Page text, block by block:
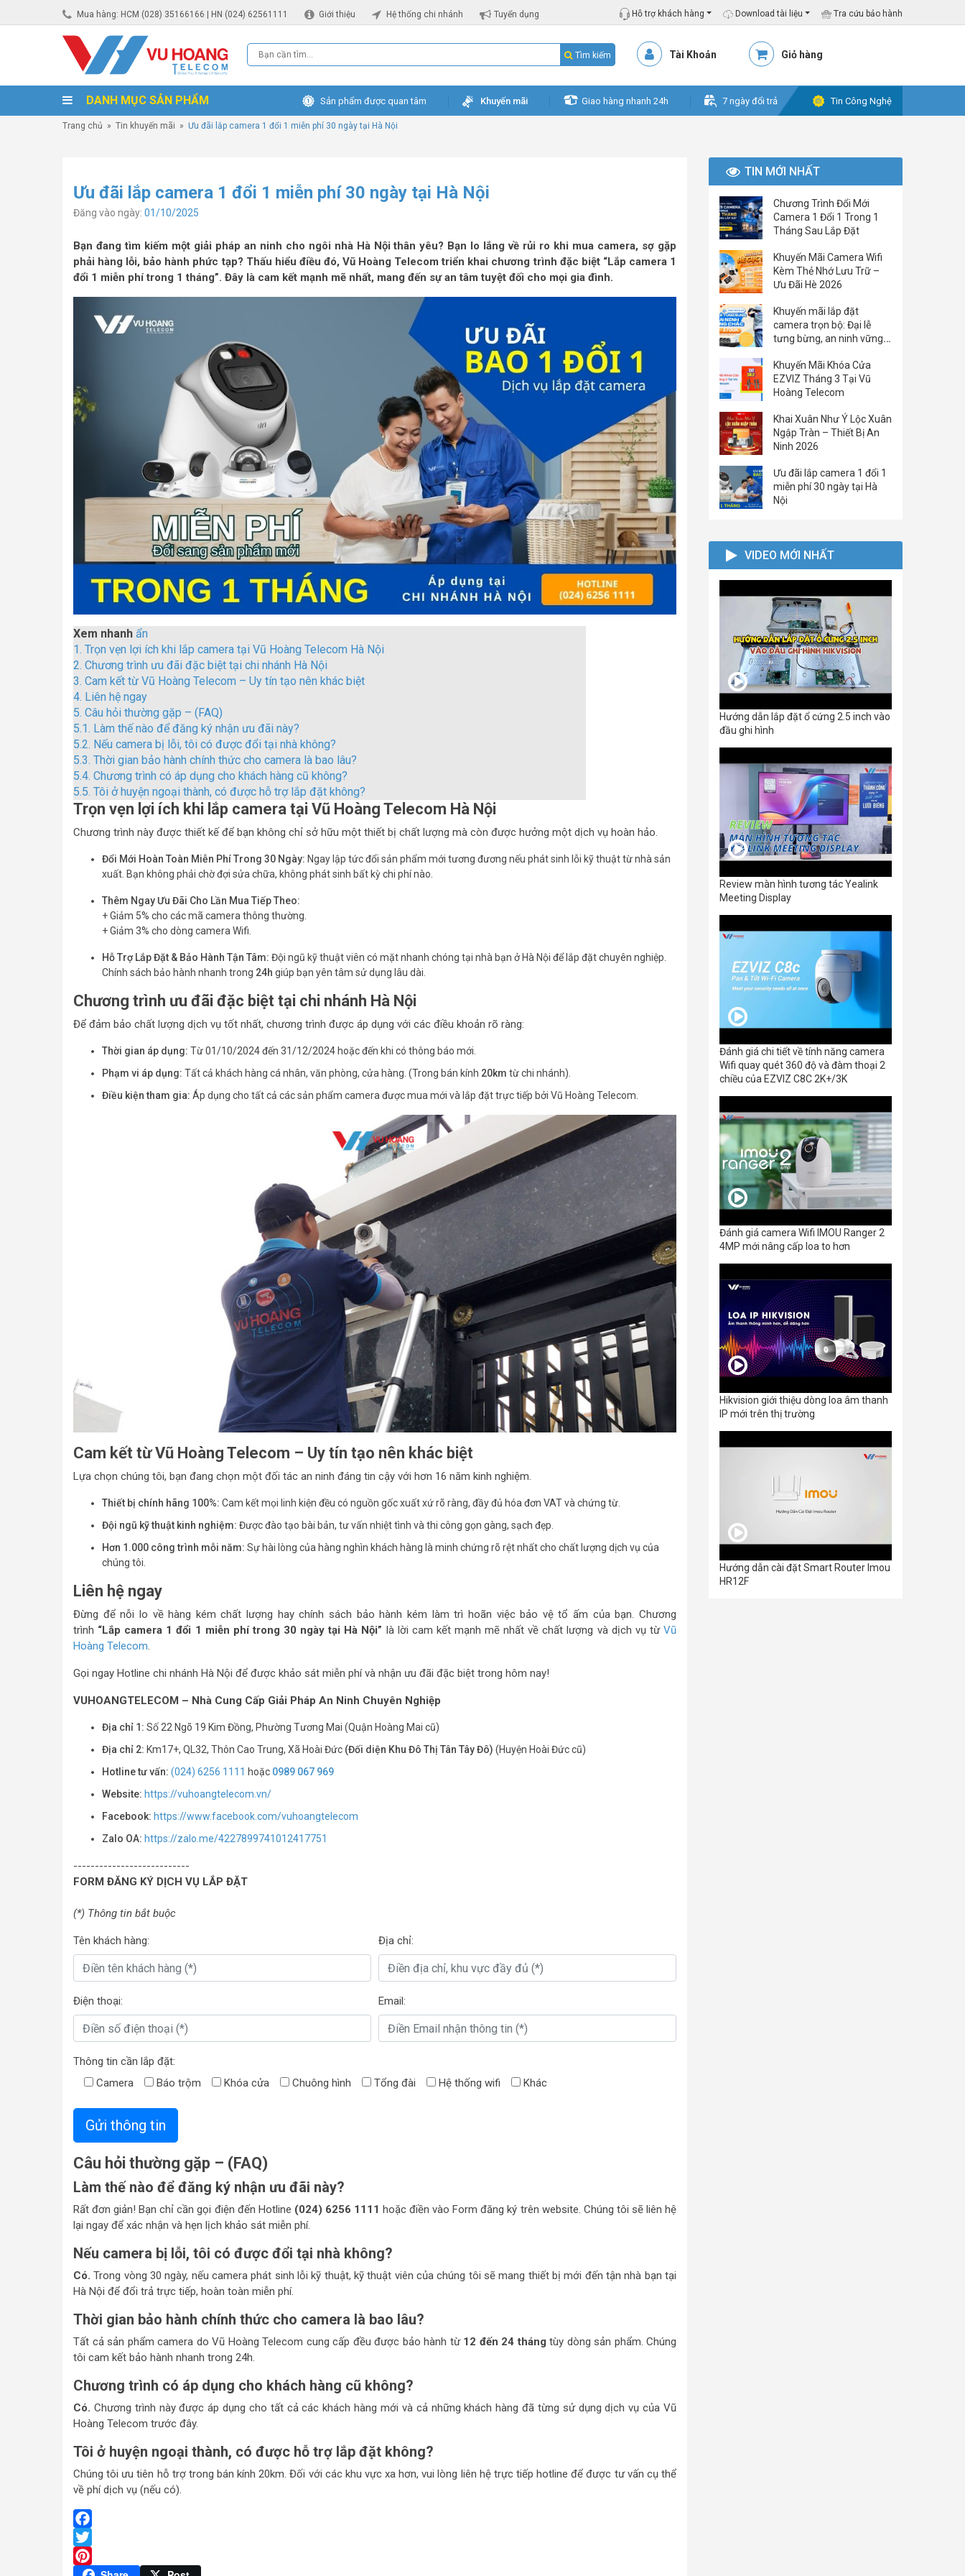
Mua hàng: HCM (028) 35166166 | HN (024) 62561111 Giới thiệu Hệ thống chi nhánh Tuyển dụng Hỗ trợ khách hàng Download tài liệu Tra cứu bảo hành
Tìm kiếm Tài Khoản Giỏ hàng
DANH MỤC SẢN PHẨM Sản phẩm được quan tâm Khuyến mãi Giao hàng nhanh 24h 7 ngày đổi trả Tin Công Nghệ
Trang chủ » Tin khuyến mãi » Ưu đãi lắp camera 1 đổi 1 miễn phí 30 ngày tại Hà Nội
Ưu đãi lắp camera 1 đổi 1 miễn phí 30 ngày tại Hà Nội
Đăng vào ngày: 01/10/2025
Bạn đang tìm kiếm một giải pháp an ninh cho ngôi nhà Hà Nội thân yêu? Bạn lo lắng về rủi ro khi mua camera, sợ gặp
phải hàng lỗi, bảo hành phức tạp? Thấu hiểu điều đó, Vũ Hoàng Telecom triển khai chương trình đặc biệt “Lắp camera 1
đổi 1 miễn phí trong 1 tháng”. Đây là cam kết mạnh mẽ nhất, mang đến sự an tâm tuyệt đối cho mọi gia đình.
Xem nhanh ẩn
1. Trọn vẹn lợi ích khi lắp camera tại Vũ Hoàng Telecom Hà Nội
2. Chương trình ưu đãi đặc biệt tại chi nhánh Hà Nội
3. Cam kết từ Vũ Hoàng Telecom – Uy tín tạo nên khác biệt
4. Liên hệ ngay
5. Câu hỏi thường gặp – (FAQ)
5.1. Làm thế nào để đăng ký nhận ưu đãi này?
5.2. Nếu camera bị lỗi, tôi có được đổi tại nhà không?
5.3. Thời gian bảo hành chính thức cho camera là bao lâu?
5.4. Chương trình có áp dụng cho khách hàng cũ không?
5.5. Tôi ở huyện ngoại thành, có được hỗ trợ lắp đặt không?
Trọn vẹn lợi ích khi lắp camera tại Vũ Hoàng Telecom Hà Nội
Chương trình này được thiết kế để bạn không chỉ sở hữu một thiết bị chất lượng mà còn được hưởng một dịch vụ hoàn hảo.
Đổi Mới Hoàn Toàn Miễn Phí Trong 30 Ngày: Ngay lập tức đổi sản phẩm mới tương đương nếu phát sinh lỗi kỹ thuật từ nhà sản
xuất. Bạn không phải chờ đợi sửa chữa, không phát sinh bất kỳ chi phí nào.
Thêm Ngay Ưu Đãi Cho Lần Mua Tiếp Theo:
+ Giảm 5% cho các mã camera thông thường.
+ Giảm 3% cho dòng camera Wifi.
Hỗ Trợ Lắp Đặt & Bảo Hành Tận Tâm: Đội ngũ kỹ thuật viên có mặt nhanh chóng tại nhà bạn ở Hà Nội để lắp đặt chuyên nghiệp.
Chính sách bảo hành nhanh trong 24h giúp bạn yên tâm sử dụng lâu dài.
Chương trình ưu đãi đặc biệt tại chi nhánh Hà Nội
Để đảm bảo chất lượng dịch vụ tốt nhất, chương trình được áp dụng với các điều khoản rõ ràng:
Thời gian áp dụng: Từ 01/10/2024 đến 31/12/2024 hoặc đến khi có thông báo mới.
Phạm vi áp dụng: Tất cả khách hàng cá nhân, văn phòng, cửa hàng. (Trong bán kính 20km từ chi nhánh).
Điều kiện tham gia: Áp dụng cho tất cả các sản phẩm camera được mua mới và lắp đặt trực tiếp bởi Vũ Hoàng Telecom.
Cam kết từ Vũ Hoàng Telecom – Uy tín tạo nên khác biệt
Lựa chọn chúng tôi, bạn đang chọn một đối tác an ninh đáng tin cậy với hơn 16 năm kinh nghiệm.
Thiết bị chính hãng 100%: Cam kết mọi linh kiện đều có nguồn gốc xuất xứ rõ ràng, đầy đủ hóa đơn VAT và chứng từ.
Đội ngũ kỹ thuật kinh nghiệm: Được đào tạo bài bản, tư vấn nhiệt tình và thi công gọn gàng, sạch đẹp.
Hơn 1.000 công trình mỗi năm: Sự hài lòng của hàng nghìn khách hàng là minh chứng rõ rệt nhất cho chất lượng dịch vụ của
chúng tôi.
Liên hệ ngay
Đừng để nỗi lo về hàng kém chất lượng hay chính sách bảo hành kém làm trì hoãn việc bảo vệ tổ ấm của bạn. Chương
trình “Lắp camera 1 đổi 1 miễn phí trong 30 ngày tại Hà Nội” là lời cam kết mạnh mẽ nhất về chất lượng và dịch vụ từVũ
Hoàng Telecom.
Gọi ngay Hotline chi nhánh Hà Nội để được khảo sát miễn phí và nhận ưu đãi đặc biệt trong hôm nay!
VUHOANGTELECOM – Nhà Cung Cấp Giải Pháp An Ninh Chuyên Nghiệp
Địa chỉ 1: Số 22 Ngõ 19 Kim Đồng, Phường Tương Mai (Quận Hoàng Mai cũ)
Địa chỉ 2: Km17+, QL32, Thôn Cao Trung, Xã Hoài Đức (Đối diện Khu Đô Thị Tân Tây Đô) (Huyện Hoài Đức cũ)
Hotline tư vấn: (024) 6256 1111 hoặc 0989 067 969
Website: https://vuhoangtelecom.vn/
Facebook: https://www.facebook.com/vuhoangtelecom
Zalo OA: https://zalo.me/4227899741012417751
---------------------------
FORM ĐĂNG KÝ DỊCH VỤ LẮP ĐẶT
(*) Thông tin bắt buộc
Tên khách hàng: Địa chỉ:
Điện thoại: Email:
Thông tin cần lắp đặt:
Camera
Báo trộm Khóa cửa Chuông hình Tổng đài Hệ thống wifi Khác
Câu hỏi thường gặp – (FAQ)
Làm thế nào để đăng ký nhận ưu đãi này?
Rất đơn giản! Bạn chỉ cần gọi điện đến Hotline (024) 6256 1111 hoặc điền vào Form đăng ký trên website. Chúng tôi sẽ liên hệ
lại ngay để xác nhận và hẹn lịch khảo sát miễn phí.
Nếu camera bị lỗi, tôi có được đổi tại nhà không?
Có. Trong vòng 30 ngày, nếu camera phát sinh lỗi kỹ thuật, kỹ thuật viên của chúng tôi sẽ mang thiết bị mới đến tận nhà bạn tại
Hà Nội để đổi trả trực tiếp, hoàn toàn miễn phí.
Thời gian bảo hành chính thức cho camera là bao lâu?
Tất cả sản phẩm camera do Vũ Hoàng Telecom cung cấp đều được bảo hành từ 12 đến 24 tháng tùy dòng sản phẩm. Chúng
tôi cam kết bảo hành nhanh trong 24h.
Chương trình có áp dụng cho khách hàng cũ không?
Có. Chương trình này được áp dụng cho tất cả các khách hàng mới và cả những khách hàng đã từng sử dụng dịch vụ của Vũ
Hoàng Telecom trước đây.
Tôi ở huyện ngoại thành, có được hỗ trợ lắp đặt không?
Chúng tôi ưu tiên hỗ trợ trong bán kính 20km. Đối với các khu vực xa hơn, vui lòng liên hệ trực tiếp hotline để được tư vấn cụ thể
về phí dịch vụ (nếu có).
Facebook
Twitter
TIN MỚI NHẤT
Chương Trình Đổi Mới
Camera 1 Đổi 1 Trong 1
Tháng Sau Lắp Đặt
Khuyến Mãi Camera Wifi
Kèm Thẻ Nhớ Lưu Trữ –
Ưu Đãi Hè 2026
Khuyến mãi lắp đặt
camera trọn bộ: Đại lễ
tưng bừng, an ninh vững
Khuyến Mãi Khóa Cửa
EZVIZ Tháng 3 Tại Vũ
Hoàng Telecom
Khai Xuân Như Ý Lộc Xuân
Ngập Tràn – Thiết Bị An
Ninh 2026
Ưu đãi lắp camera 1 đổi 1
miễn phí 30 ngày tại Hà
Nội
VIDEO MỚI NHẤT
Hướng dẫn lắp đặt ổ cứng 2.5 inch vào
đầu ghi hình
Review màn hình tương tác Yealink
Meeting Display
Đánh giá chi tiết về tính năng camera
Wifi quay quét 360 độ và đàm thoại 2
chiều của EZVIZ C8C 2K+/3K
Đánh giá camera Wifi IMOU Ranger 2
4MP mới nâng cấp loa to hơn
Hikvision giới thiệu dòng loa âm thanh
IP mới trên thị trường
Hướng dẫn cài đặt Smart Router Imou
HR12F